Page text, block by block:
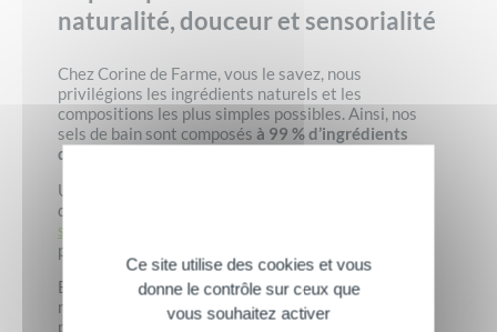
naturalité, douceur et sensorialité
Chez Corine de Farme, vous le savez, nous
privilégions les ingrédients naturels et les
compositions les plus simples possibles. Ainsi, nos
sels de bain sont composés à 99 % d’ingrédients
d’origine naturelle
Une bonne occasion également de vous apprendre
que la majorité de nos produits – dont la gamme de
sels de bain
propres chaînes de fabrication et de mise en flacon.
Enfin et parce que naturalité et écoresponsabilité
nous tiennent à cœur, nos emballages sont pour la
plupart issus de matières recyclées et recyclables
Ce site utilise des cookies et vous
donne le contrôle sur ceux que
vous souhaitez activer